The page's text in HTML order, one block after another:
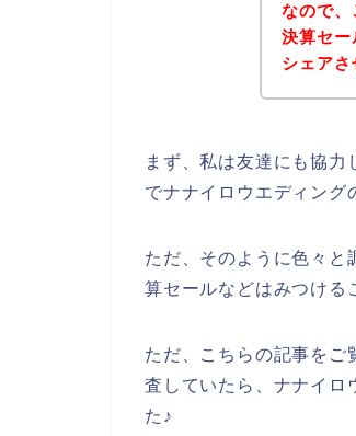
なので
決算セ
シェアさ
まず、私は友達にも協
でナナイロウエディング
ただ、そのように色々と
算セールなどはみつける
ただ、こちらの記事をご
査していたら、ナナイロ
た♪